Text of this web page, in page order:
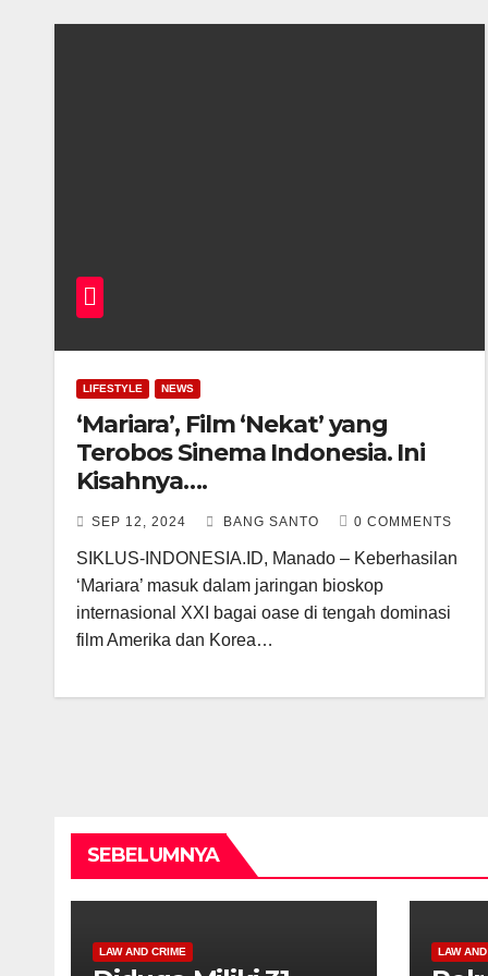
LIFESTYLE NEWS
‘Mariara’, Film ‘Nekat’ yang
Terobos Sinema Indonesia. Ini
Kisahnya….
SEP 12, 2024 BANG SANTO 0 COMMENTS
SIKLUS-INDONESIA.ID, Manado – Keberhasilan
‘Mariara’ masuk dalam jaringan bioskop
internasional XXI bagai oase di tengah dominasi
film Amerika dan Korea…
SEBELUMNYA
LAW AND CRIME LAW